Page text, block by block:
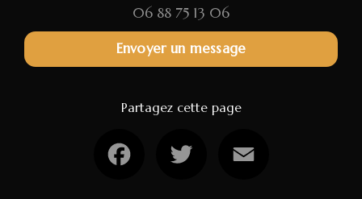
06 88 75 13 06
Envoyer un message
Partagez cette page